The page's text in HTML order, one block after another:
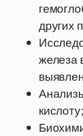
других
железа
кислоту;